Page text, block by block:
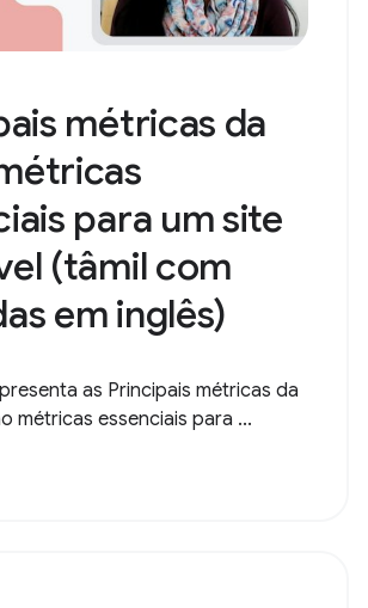
métricas da
para um site
(tâmil com
em inglês)
as Principais métricas da
métricas essenciais para ...